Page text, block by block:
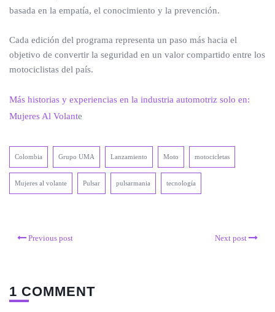
basada en la empatía, el conocimiento y la prevención.
Cada edición del programa representa un paso más hacia el
objetivo de convertir la seguridad en un valor compartido entre los
motociclistas del país.
Más historias y experiencias en la industria automotriz solo en:
Mujeres Al Volante
Colombia Grupo UMA Lanzamiento Moto motocicletas
Mujeres al volante Pulsar pulsarmania tecnología
Previous post Next post
1 COMMENT